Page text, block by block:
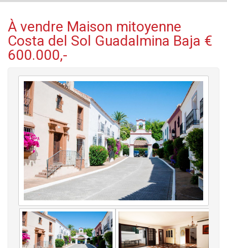
À vendre Maison mitoyenne
Costa del Sol Guadalmina Baja €
600.000,-